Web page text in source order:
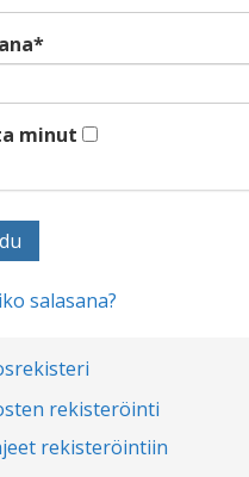
rekisteröinti
rekisteröintiin
*
minut
salasana?